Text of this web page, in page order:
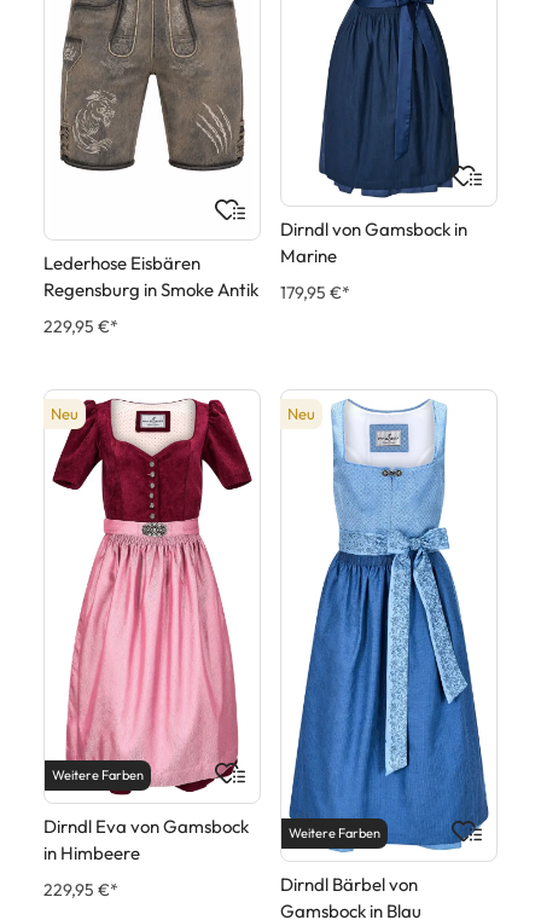
Lederhose Eisbären
Regensburg in Smoke Antik
229,95 €*
Dirndl von Gamsbock in
Marine
179,95 €*
Neu
Weitere Farben
Dirndl Eva von Gamsbock
in Himbeere
229,95 €*
Neu
Weitere Farben
Dirndl Bärbel von
Gamsbock in Blau